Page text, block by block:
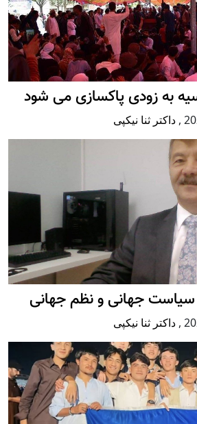
به زودی پاکسازی می شود
, داکتر ثنا نیکپی
جهانی و نظم جهانی
, داکتر ثنا نیکپی